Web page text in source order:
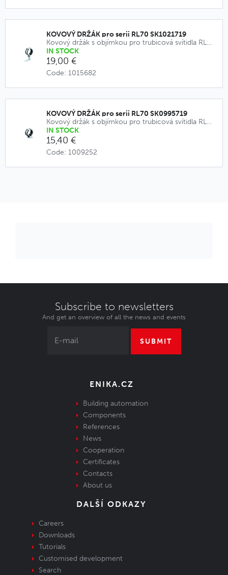
KOVOVÝ DRŽÁK pro serii RL70 SK1021719
Kovový držák s objímkou pro trubicová svítidla RL70.
IN STOCK
19,00 €
Code: 1015682
KOVOVÝ DRŽÁK pro serii RL70 SK0995719
Kovový držák s objímkou pro trubicová svítidla RL70.
IN STOCK
15,40 €
Code: 1009252
Subscribe to newsletters
And get an overview of all the news and events
SUBMIT
ENIKA.CZ
Building automation
Components
References
News
Cooperation
Certificates
Contacts
About us
DALŠÍ ODKAZY
Careers
Downloads
Tutorials
Customised development
Search